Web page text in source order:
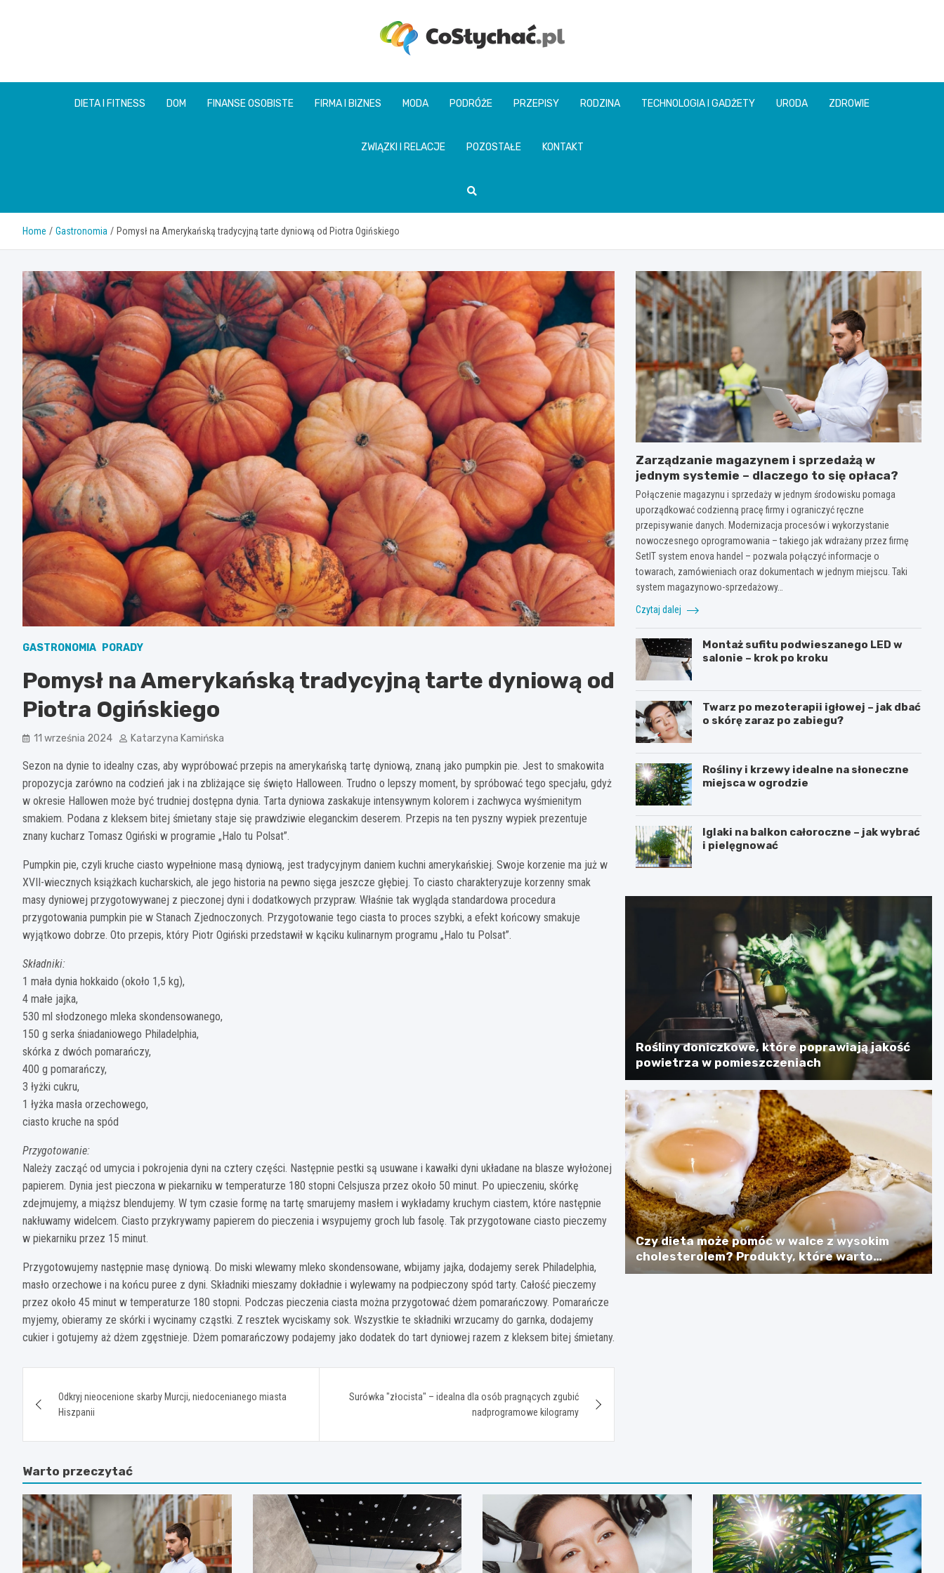
coslychac.pl
DIETA I FITNESS DOM FINANSE OSOBISTE FIRMA I BIZNES MODA PODRÓŻE PRZEPISY RODZINA TECHNOLOGIA I GADŻETY URODA ZDROWIE
ZWIĄZKI I RELACJE POZOSTAŁE KONTAKT
Home Gastronomia Pomysł na Amerykańską tradycyjną tarte dyniową od Piotra Ogińskiego
GASTRONOMIA PORADY
Pomysł na Amerykańską tradycyjną tarte dyniową od
Piotra Ogińskiego
11 września 2024 Katarzyna Kamińska
Sezon na dynie to idealny czas, aby wypróbować przepis na amerykańską tartę dyniową, znaną jako pumpkin pie. Jest to smakowita
propozycja zarówno na codzień jak i na zbliżające się święto Halloween. Trudno o lepszy moment, by spróbować tego specjału, gdyż
w okresie Hallowen może być trudniej dostępna dynia. Tarta dyniowa zaskakuje intensywnym kolorem i zachwyca wyśmienitym
smakiem. Podana z kleksem bitej śmietany staje się prawdziwie eleganckim deserem. Przepis na ten pyszny wypiek prezentuje
znany kucharz Tomasz Ogiński w programie „Halo tu Polsat”.
Pumpkin pie, czyli kruche ciasto wypełnione masą dyniową, jest tradycyjnym daniem kuchni amerykańskiej. Swoje korzenie ma już w
XVII-wiecznych książkach kucharskich, ale jego historia na pewno sięga jeszcze głębiej. To ciasto charakteryzuje korzenny smak
masy dyniowej przygotowywanej z pieczonej dyni i dodatkowych przypraw. Właśnie tak wygląda standardowa procedura
przygotowania pumpkin pie w Stanach Zjednoczonych. Przygotowanie tego ciasta to proces szybki, a efekt końcowy smakuje
wyjątkowo dobrze. Oto przepis, który Piotr Ogiński przedstawił w kąciku kulinarnym programu „Halo tu Polsat”.
Składniki:
1 mała dynia hokkaido (około 1,5 kg),
4 małe jajka,
530 ml słodzonego mleka skondensowanego,
150 g serka śniadaniowego Philadelphia,
skórka z dwóch pomarańczy,
400 g pomarańczy,
3 łyżki cukru,
1 łyżka masła orzechowego,
ciasto kruche na spód
Przygotowanie:
Należy zacząć od umycia i pokrojenia dyni na cztery części. Następnie pestki są usuwane i kawałki dyni układane na blasze wyłożonej
papierem. Dynia jest pieczona w piekarniku w temperaturze 180 stopni Celsjusza przez około 50 minut. Po upieczeniu, skórkę
zdejmujemy, a miąższ blendujemy. W tym czasie formę na tartę smarujemy masłem i wykładamy kruchym ciastem, które następnie
nakłuwamy widelcem. Ciasto przykrywamy papierem do pieczenia i wsypujemy groch lub fasolę. Tak przygotowane ciasto pieczemy
w piekarniku przez 15 minut.
Przygotowujemy następnie masę dyniową. Do miski wlewamy mleko skondensowane, wbijamy jajka, dodajemy serek Philadelphia,
masło orzechowe i na końcu puree z dyni. Składniki mieszamy dokładnie i wylewamy na podpieczony spód tarty. Całość pieczemy
przez około 45 minut w temperaturze 180 stopni. Podczas pieczenia ciasta można przygotować dżem pomarańczowy. Pomarańcze
myjemy, obieramy ze skórki i wycinamy cząstki. Z resztek wyciskamy sok. Wszystkie te składniki wrzucamy do garnka, dodajemy
cukier i gotujemy aż dżem zgęstnieje. Dżem pomarańczowy podajemy jako dodatek do tart dyniowej razem z kleksem bitej śmietany.
wpisu
Odkryj nieocenione skarby Murcji, niedocenianego miasta
Hiszpanii
Surówka "złocista" – idealna dla osób pragnących zgubić
nadprogramowe kilogramy
Zarządzanie magazynem i sprzedażą w
jednym systemie – dlaczego to się opłaca?
Połączenie magazynu i sprzedaży w jednym środowisku pomaga
uporządkować codzienną pracę firmy i ograniczyć ręczne
przepisywanie danych. Modernizacja procesów i wykorzystanie
nowoczesnego oprogramowania – takiego jak wdrażany przez firmę
SetIT system enova handel – pozwala połączyć informacje o
towarach, zamówieniach oraz dokumentach w jednym miejscu. Taki
system magazynowo-sprzedażowy…
Czytaj dalej
Montaż sufitu podwieszanego LED w
salonie – krok po kroku
Twarz po mezoterapii igłowej – jak dbać
o skórę zaraz po zabiegu?
Rośliny i krzewy idealne na słoneczne
miejsca w ogrodzie
Iglaki na balkon całoroczne – jak wybrać
i pielęgnować
Rośliny doniczkowe, które poprawiają jakość
powietrza w pomieszczeniach
Czy dieta może pomóc w walce z wysokim
cholesterolem? Produkty, które warto
spożywać
Warto przeczytać